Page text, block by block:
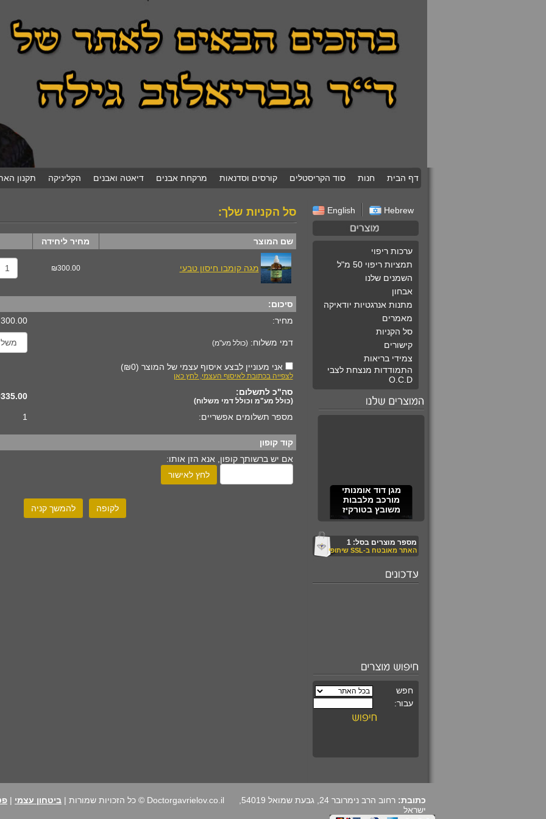
דף הבית חנות סוד הקריסטלים קורסים וסדנאות מרקחת אבנים דיאטה ואבנים הקליניקה תקנון
Hebrew
English
ערכות ריפוי
תמציות ריפוי 50 מ"ל
השמנים שלנו
אבחון
מתנות אנרגטיות יודאיקה
מאמרים
סל הקניות
קישורים
צמידי בריאות
התמודדות מנצחת לצבי
O.C.D
מגן דוד אומנותי
מורכב מלבבות
משובץ בטורקיז
ללימוד קריסטלים
מספר מוצרים בסל: 1
האתר מאובטח ב-SSL שיתופי
סל הקניות שלך:
שם המוצר מחיר ליחידה
מגה קומבו חיסון טבעי ₪300.00
סיכום:
מחיר:
דמי משלוח: (כולל מע"מ)
אני מעוניין לבצע איסוף עצמי של המוצר (
₪0
)
לצפייה בכתובת לאיסוף העצמי, לחץ כאן
סה"כ לתשלום:
(כולל מע"מ וכולל דמי משלוח)
מספר תשלומים אפשריים: 1
קוד קופון
אם יש ברשותך קופון, אנא הזן אותו:
לחץ לאישור
לקופה להמשך קניה
כתובת:
ישראל
Doctorgavrielov.co.il © כל הזכויות שמורות | ביטחון עצמי |